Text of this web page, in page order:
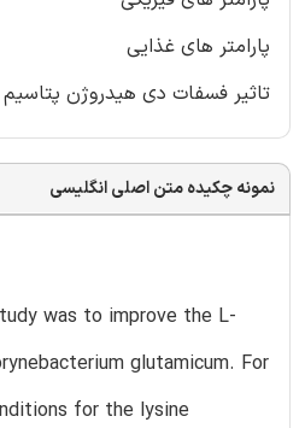
پارامتر های غذایی
تاثیر فسفات دی هیدروژن
نمونه چکیده متن اصلی انگلیسی
was to improve the L-
glutamicum. For
for the lysine